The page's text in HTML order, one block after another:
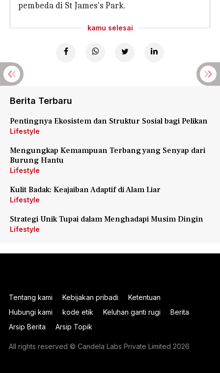
pembeda di St James's Park.
kamu selesai
Berita Terbaru
Pentingnya Ekosistem dan Struktur Sosial bagi Pelikan
Lifestyle
Mengungkap Kemampuan Terbang yang Senyap dari
Burung Hantu
Lifestyle
Kulit Badak: Keajaiban Adaptif di Alam Liar
Lifestyle
Strategi Unik Tupai dalam Menghadapi Musim Dingin
Lifestyle
Tentang kami Kebijakan pribadi
Ketentuan
Hubungi kami
kode etik Keluhan ganti rugi
Berita
Arsip Berita
Arsip Topik
All rights reserved © Candela Labs Private Limited 2026